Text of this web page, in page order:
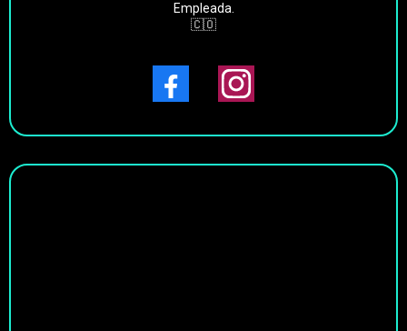
Empleada.
🇨🇴